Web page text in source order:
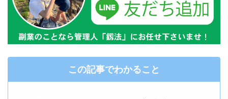
この記事でわかること